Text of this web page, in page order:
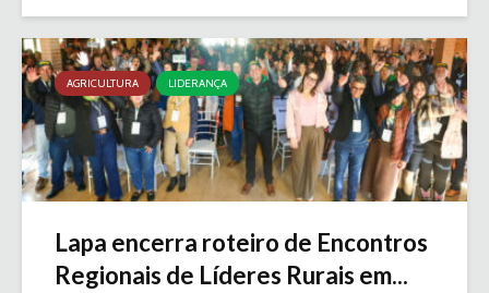
AGRICULTURA LIDERANÇA
Lapa encerra roteiro de Encontros
Regionais de Líderes Rurais em...